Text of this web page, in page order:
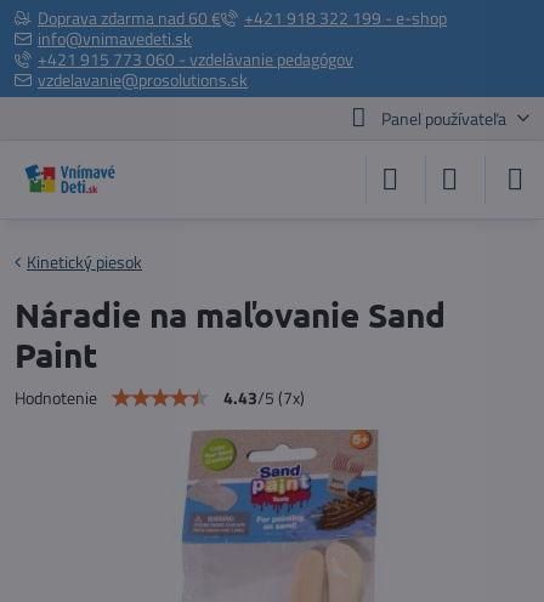
Doprava zdarma nad 60 €
+421 918 322 199 - e-shop
info@vnimavedeti.sk
+421 915 773 060 - vzdelávanie pedagógov
vzdelavanie@prosolutions.sk
Panel používateľa
Kinetický piesok
Náradie na maľovanie Sand
Paint
Hodnotenie 4.43/5(7x)